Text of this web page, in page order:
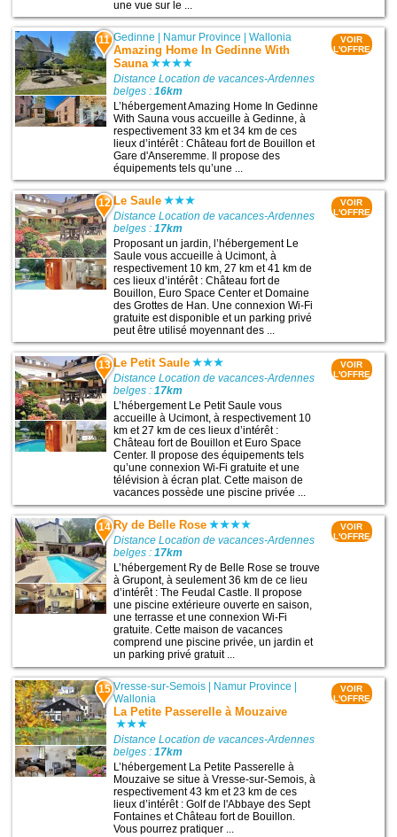
une vue sur le ...
11 Gedinne | Namur Province |Wallonia
Amazing Home In Gedinne With
Sauna
Distance Location de vacances-Ardennes
belges :16km
L’hébergement Amazing Home In Gedinne
With Sauna vous accueille à Gedinne, à
respectivement 33 km et 34 km de ces
lieux d’intérêt : Château fort de Bouillon et
Gare d'Anseremme. Il propose des
équipements tels qu’une ...
VOIR
L'OFFRE
12 Le Saule
Distance Location de vacances-Ardennes
belges :17km
Proposant un jardin, l’hébergement Le
Saule vous accueille à Ucimont, à
respectivement 10 km, 27 km et 41 km de
ces lieux d’intérêt : Château fort de
Bouillon, Euro Space Center et Domaine
des Grottes de Han. Une connexion Wi-Fi
gratuite est disponible et un parking privé
peut être utilisé moyennant des ...
VOIR
L'OFFRE
13 Le Petit Saule
Distance Location de vacances-Ardennes
belges :17km
L’hébergement Le Petit Saule vous
accueille à Ucimont, à respectivement 10
km et 27 km de ces lieux d’intérêt :
Château fort de Bouillon et Euro Space
Center. Il propose des équipements tels
qu’une connexion Wi-Fi gratuite et une
télévision à écran plat. Cette maison de
vacances possède une piscine privée ...
VOIR
L'OFFRE
14 Ry de Belle Rose
Distance Location de vacances-Ardennes
belges :17km
L’hébergement Ry de Belle Rose se trouve
à Grupont, à seulement 36 km de ce lieu
d’intérêt : The Feudal Castle. Il propose
une piscine extérieure ouverte en saison,
une terrasse et une connexion Wi-Fi
gratuite. Cette maison de vacances
comprend une piscine privée, un jardin et
un parking privé gratuit ...
VOIR
L'OFFRE
15 Vresse-sur-Semois Namur Province
Wallonia
La Petite Passerelle à Mouzaive
Distance Location de vacances-Ardennes
belges :17km
L’hébergement La Petite Passerelle à
Mouzaive se situe à Vresse-sur-Semois, à
respectivement 43 km et 23 km de ces
lieux d’intérêt : Golf de l'Abbaye des Sept
Fontaines et Château fort de Bouillon.
Vous pourrez pratiquer ...
VOIR
L'OFFRE